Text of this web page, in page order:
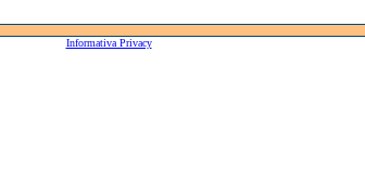
Informativa Privacy